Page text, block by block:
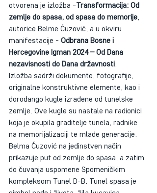
otvorena je izložba -Transformacija: Od
zemlje do spasa, od spasa do memorije,
autorice Belme Ćuzović, a u okviru
manifestacije - Odbrana Bosne i
Hercegovine Igman 2024 – Od Dana
nezavisnosti do Dana državnosti.
Izložba sadrži dokumente, fotografije,
originalne konstruktivne elemente, kao i
dorodango kugle izrađene od tunelske
zemlje. Ove kugle su nastale na radionici
koja je okupila graditelje tunela, radnike
na memorijalizaciji te mlade generacije.
Belma Ćuzović na jedinstven način
prikazuje put od zemlje do spasa, a zatim
do čuvanja uspomene Spomeničkim
kompleksom Tunel D-B. Tunel spasa je